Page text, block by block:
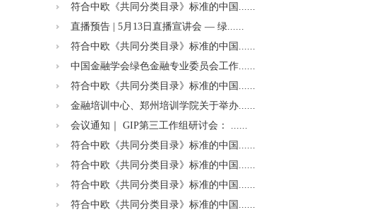
符合中欧《共同分类目录》标准的中国......
直播预告 | 5月13日直播宣讲会 — 绿......
符合中欧《共同分类目录》标准的中国......
中国金融学会绿色金融专业委员会工作......
符合中欧《共同分类目录》标准的中国......
金融培训中心、郑州培训学院关于举办......
会议通知｜ GIP第三工作组研讨会： ......
符合中欧《共同分类目录》标准的中国......
符合中欧《共同分类目录》标准的中国......
符合中欧《共同分类目录》标准的中国......
符合中欧《共同分类目录》标准的中国......